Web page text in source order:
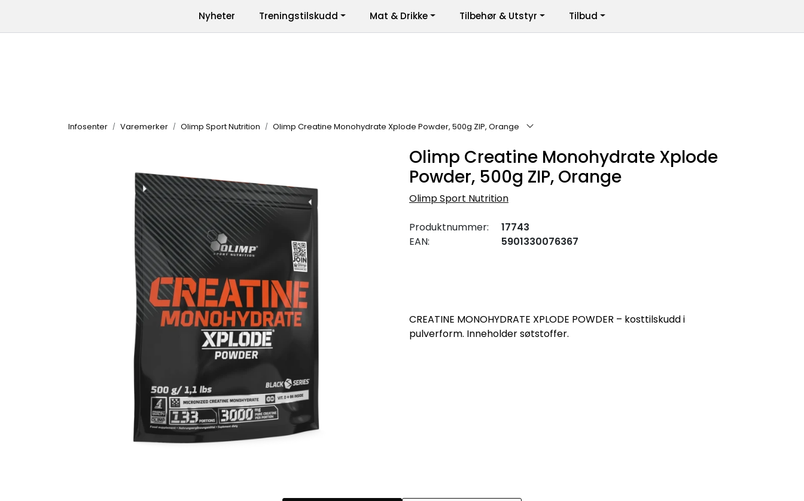
Produkter | Varemerker
Nyheter Treningstilskudd Mat & Drikke Tilbehør & Utstyr Tilbud
Infosenter Varemerker Olimp Sport Nutrition Olimp Creatine Monohydrate Xplode Powder, 500g ZIP, Orange
Olimp Creatine Monohydrate Xplode
Powder, 500g ZIP, Orange
Olimp Sport Nutrition
Produktnummer:
17743
EAN:
5901330076367
CREATINE MONOHYDRATE XPLODE POWDER – kosttilskudd i
pulverform. Inneholder søtstoffer.